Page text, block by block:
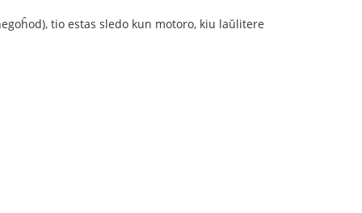
tio estas sledo kun motoro, kiu laŭlitere